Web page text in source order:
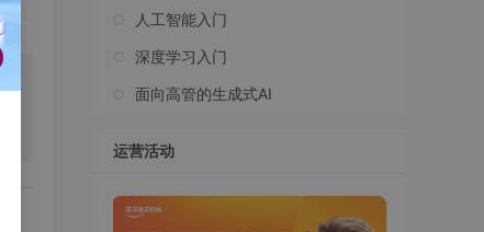
人工智能入门
深度学习入门
面向高管的生成式AI
运营活动